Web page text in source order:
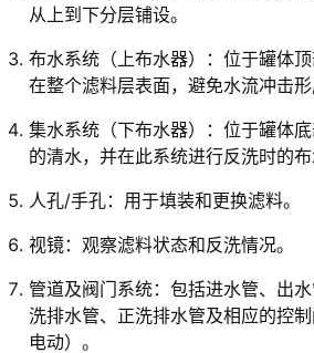
从上到下分层铺设。
布水系统（上布水器）：位于罐体
在整个滤料层表面，避免水流冲击形
集水系统（下布水器）：位于罐体
的清水，并在此系统进行反洗时的布
人孔/手孔：用于填装和更换滤料。
视镜：观察滤料状态和反洗情况。
管道及阀门系统：包括进水管、出
洗排水管、正洗排水管及相应的控
电动）。